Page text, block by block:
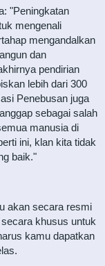
"Peningkatan
mengenali
mengandalkan
dan
pendirian
lebih dari 300
Penebusan juga
sebagai salah
manusia di
ini, klan kita tidak
baik."
akan secara resmi
khusus untuk
kamu dapatkan